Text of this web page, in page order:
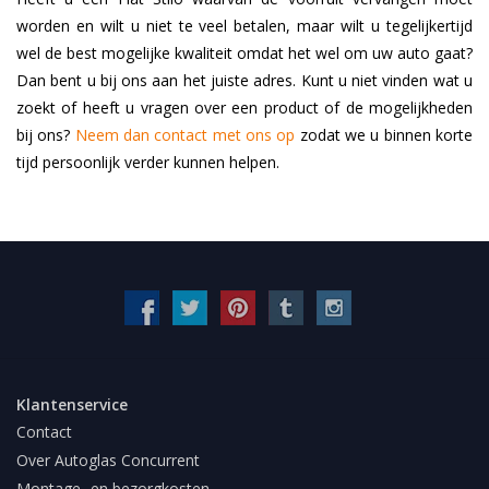
worden en wilt u niet te veel betalen, maar wilt u tegelijkertijd
wel de best mogelijke kwaliteit omdat het wel om uw auto gaat?
Dan bent u bij ons aan het juiste adres. Kunt u niet vinden wat u
zoekt of heeft u vragen over een product of de mogelijkheden
bij ons? Neem dan contact met ons op zodat we u binnen korte
tijd persoonlijk verder kunnen helpen.
Klantenservice
Contact
Over Autoglas Concurrent